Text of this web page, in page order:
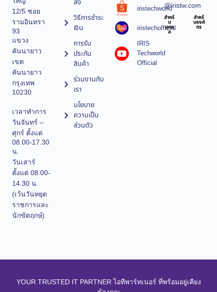
12/5 ซอย
รามอินทรา
93
แขวง
คันนายาว
เขต
คันนายาว
กรุงเทพ
10230
เวลาทำการ
วันจันทร์ –
ศุกร์ ตั้งแต่
08.00-17.30
น.
วันเสาร์
ตั้งแต่ 08.00-
14.30 น.
(เว้นวันหยุด
ราชการและ
นักขัตฤกษ์)
ส่ง
วิธีการชำระ
เงิน
การรับ
ประกัน
สินค้า
ร่วมงานกับ
เรา
นโยบาย
ความเป็น
ส่วนตัว
iristechworld
iristechofficial
IRIS
Techworld
Official
@iristw.com
สำหรั
บ
บุคค
ล
สำหรั
บองค์
กร
YOUR TRUSTED IT PARTNER ไอทีพาร์ทเนอร์ ที่พร้อมอยู่เคียง